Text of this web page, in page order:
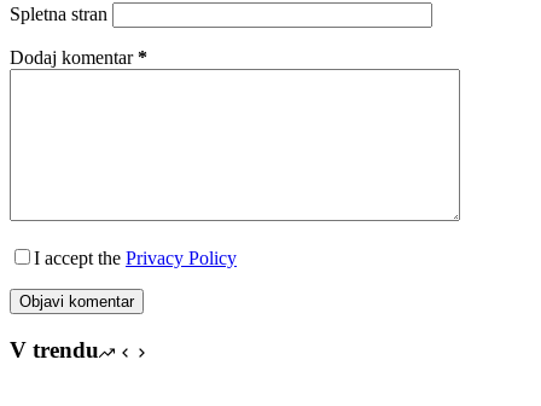
Spletna stran
Dodaj komentar*
I accept the Privacy Policy
Objavi komentar
V trendu